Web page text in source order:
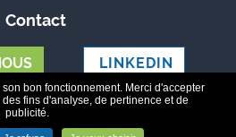
Contact
LINKEDIN
-Mentions légales-Données
bon fonctionnement. Merci d'accepter
fins d'analyse, de pertinence et de
publicité.